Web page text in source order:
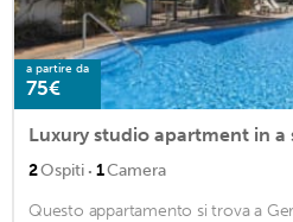
a partire da
75€
2Ospiti · 1Camera
Questo appartamento si trova a